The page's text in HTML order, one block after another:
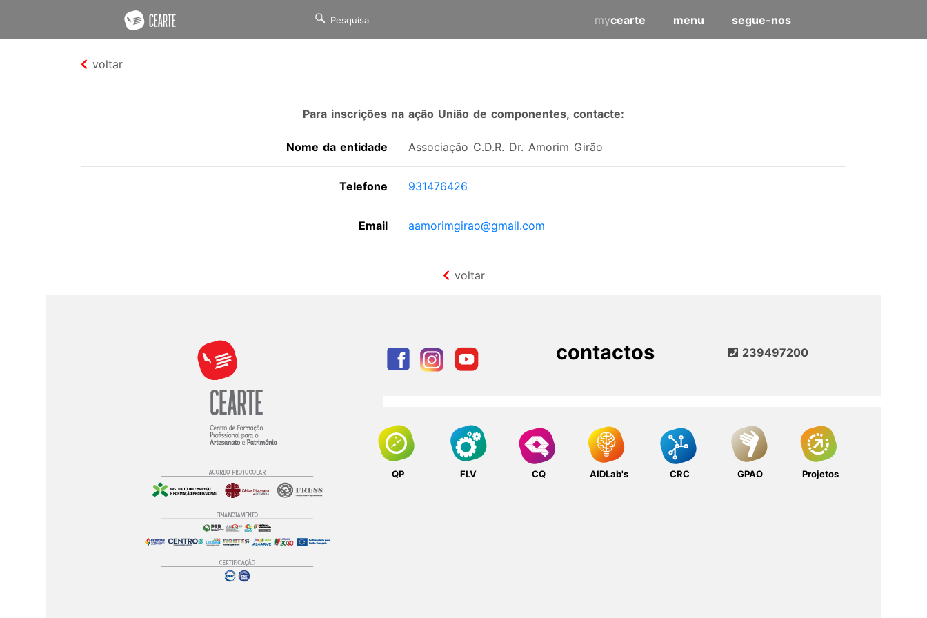
mycearte menu segue-nos
voltar
Para inscrições na ação União de componentes, contacte:
Nome da entidade Associação C.D.R. Dr. Amorim Girão
Telefone 931476426
Email aamorimgirao@gmail.com
voltar
contactos 239497200
QP FLV CQ AIDLab's CRC GPAO Projetos